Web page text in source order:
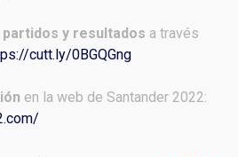
y resultados a través
cutt.ly/0BGQGng
en la web de Santander 2022: